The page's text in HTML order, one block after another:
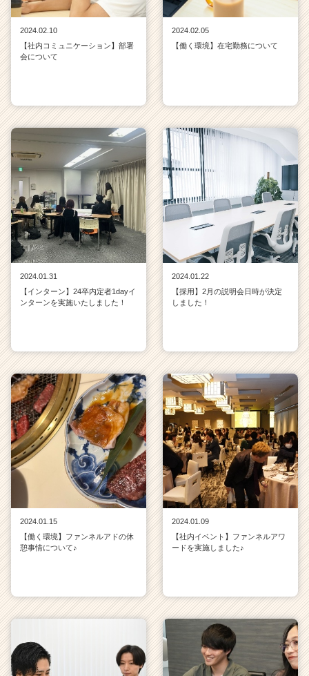
2024.02.10
【社内コミュニケーション】部署
会について
2024.02.05
【働く環境】在宅勤務について
2024.01.31
【インターン】24卒内定者1dayイ
ンターンを実施いたしました！
2024.01.22
【採用】2月の説明会日時が決定
しました！
2024.01.15
【働く環境】ファンネルアドの休
憩事情について♪
2024.01.09
【社内イベント】ファンネルアワ
ードを実施しました♪